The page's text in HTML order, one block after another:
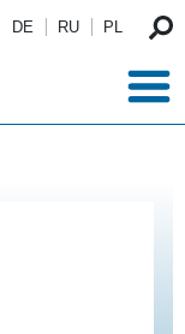
DE RU PL